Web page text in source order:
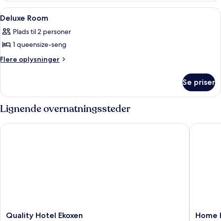
Room
Indlæs
alle
billeder
af
Deluxe
Pengeskab på værelset, skrivebord,
5
Deluxe Room
Plads til 2 personer
1 queensize-seng
Flere oplysninger
Flere
Room
Se priser
Lignende overnatningssteder
Quality
Quality Hotel Ekoxen
Quality Hotel Ekoxen
Home
Home
Home